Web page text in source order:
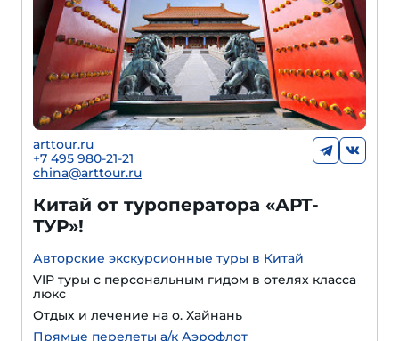
arttour.ru
+7 495 980-21-21
china@arttour.ru
Китай от туроператора «АРТ-
ТУР»!
Авторские экскурсионные туры в Китай
VIP туры с персональным гидом в отелях класса
люкс
Отдых и лечение на о. Хайнань
Прямые перелеты а/к Аэрофлот